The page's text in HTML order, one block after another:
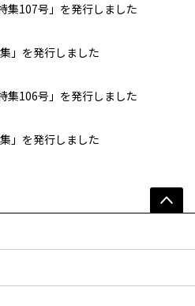
107号」を発行しました
」を発行しました
106号」を発行しました
」を発行しました